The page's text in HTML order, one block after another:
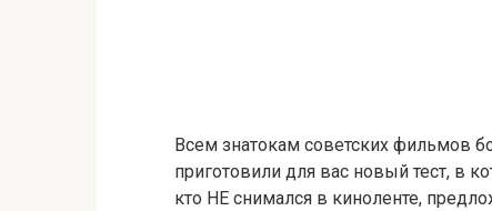
Всем знатокам советских
приготовили для вас новый тест, в
кто НЕ снимался в киноленте,